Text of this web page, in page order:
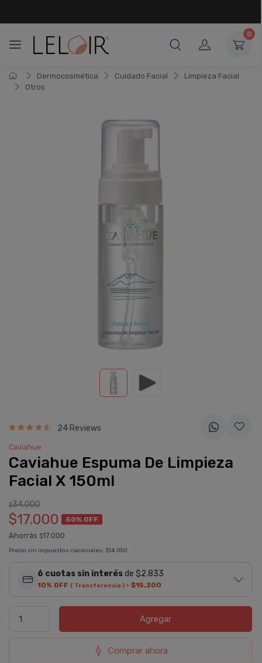
0
Dermocosmética Cuidado Facial
Limpieza Facial
Otros
24 Reviews
Caviahue
Caviahue Espuma De Limpieza
Facial X 150ml
$34.000
$17.000 50% OFF
Ahorrás $17.000
Precio sin impuestos nacionales: $14.050
6 cuotas sin interésde $2.833
10% OFF ( Transferencia ) · $15.300
Agregar
Comprar ahora